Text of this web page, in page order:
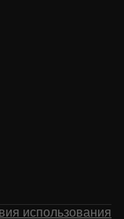
использования